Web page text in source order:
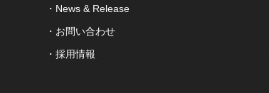
News & Release
お問い合わせ
採用情報